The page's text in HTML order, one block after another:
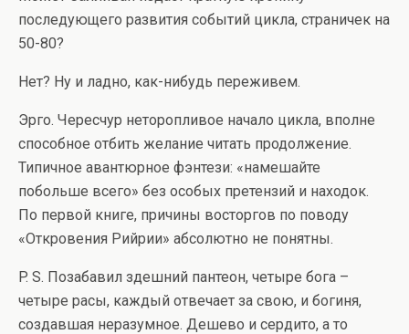
последующего развития событий цикла, страничек на
50-80?
Нет? Ну и ладно, как-нибудь переживем.
Эрго. Чересчур неторопливое начало цикла, вполне
способное отбить желание читать продолжение.
Типичное авантюрное фэнтези: «намешайте
побольше всего» без особых претензий и находок.
По первой книге, причины восторгов по поводу
«Откровения Рийрии» абсолютно не понятны.
P. S. Позабавил здешний пантеон, четыре бога –
четыре расы, каждый отвечает за свою, и богиня,
создавшая неразумное. Дешево и сердито, а то